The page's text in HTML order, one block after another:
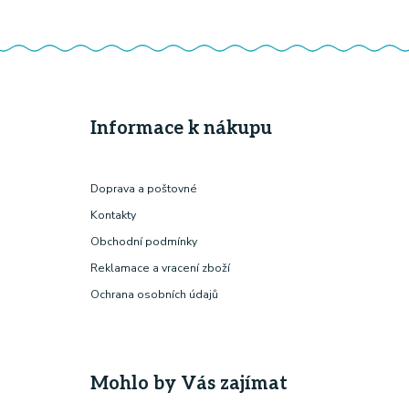
Informace k nákupu
Doprava a poštovné
Kontakty
Obchodní podmínky
Reklamace a vracení zboží
Ochrana osobních údajů
Mohlo by Vás zajímat